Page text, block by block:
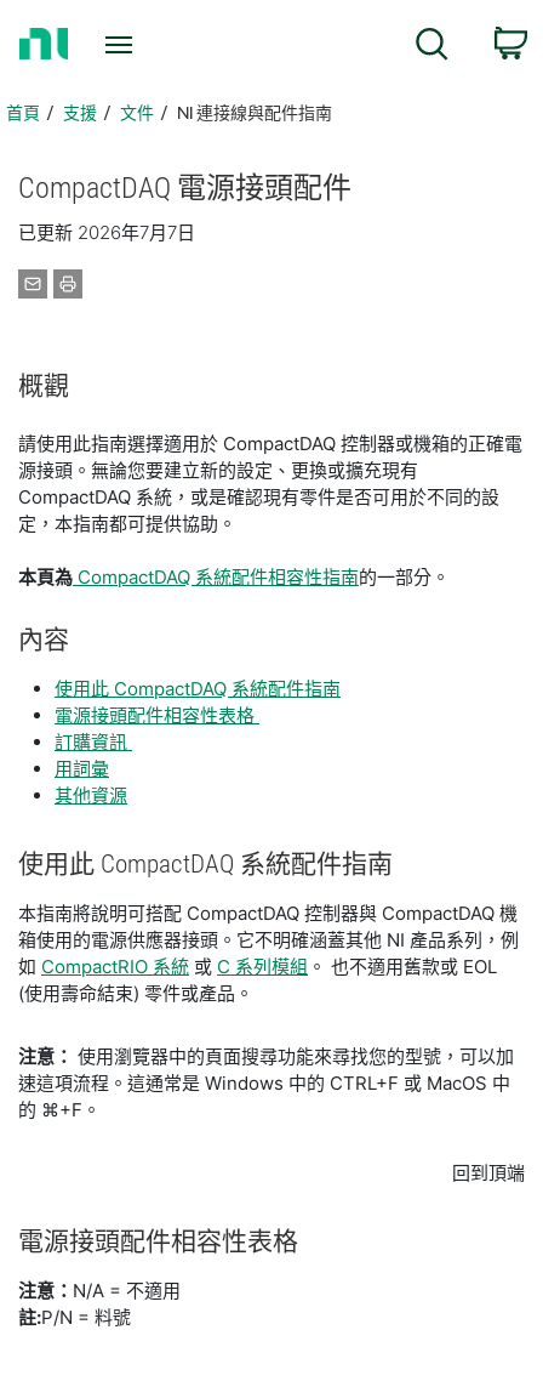
頁首頁 支援 文件 NI 連接線與配件指南
CompactDAQ 電源接頭配件
已更新 2026年7月7日
概觀
請使用此指南選擇適用於 CompactDAQ 控制器或機箱的正確電
源接頭。無論您要建立新的設定、更換或擴充現有
CompactDAQ 系統，或是確認現有零件是否可用於不同的設
定，本指南都可提供協助。
本頁為 CompactDAQ 系統配件相容性指南的一部分。
內容
使用此 CompactDAQ 系統配件指南
電源接頭配件相容性表格
訂購資訊
用詞彙
其他資源
使用 此 CompactDAQ 系統配件指南
本指南將說明可搭配 CompactDAQ 控制器與 CompactDAQ 機
箱使用的電源供應器接頭。它不明確涵蓋其他 NI 產品系列，例
如 CompactRIO 系統 或 C 系列模組 。 也不適用舊款或 EOL
(使用壽命結束) 零件或產品。
注意： 使用瀏覽器中的頁面搜尋功能來尋找您的型號，可以加
速這項流程。這通常是 Windows 中的 CTRL+F 或 MacOS 中
的 ⌘+F。
回到頂端
電源接頭配件相容性表格
注意： N/A = 不適用
註:P/N = 料號